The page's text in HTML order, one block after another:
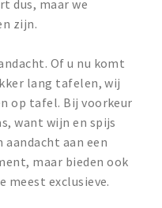
dus, maar we
zijn.
Of u nu komt
lang tafelen, wij
op tafel. Bij voorkeur
want wijn en spijs
aandacht aan een
maar bieden ook
meest exclusieve.